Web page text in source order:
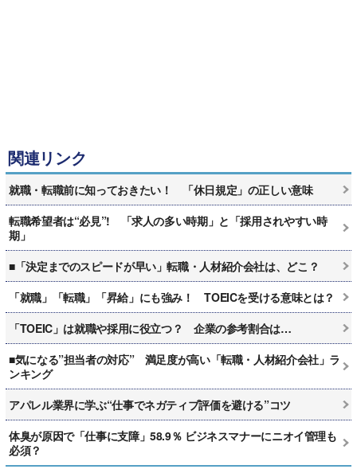
関連リンク
就職・転職前に知っておきたい！ 「休日規定」の正しい意味
転職希望者は“必見”! 「求人の多い時期」と「採用されやすい時
期」
■「決定までのスピードが早い」転職・人材紹介会社は、どこ？
「就職」「転職」「昇給」にも強み！ TOEICを受ける意味とは？
「TOEIC」は就職や採用に役立つ？ 企業の参考割合は…
■気になる”担当者の対応” 満足度が高い「転職・人材紹介会社」ラ
ンキング
アパレル業界に学ぶ“仕事でネガティブ評価を避ける”コツ
体臭が原因で「仕事に支障」58.9％ ビジネスマナーにニオイ管理も
必須？